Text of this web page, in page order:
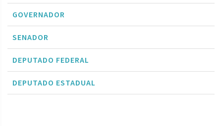
GOVERNADOR
SENADOR
DEPUTADO FEDERAL
DEPUTADO ESTADUAL